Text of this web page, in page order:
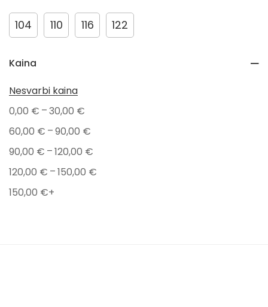
Kūdikiams
Maudynėms
104 110 116 122
Kaina
Nesvarbi kaina
0,00 € –30,00 €
60,00 € –90,00 €
90,00 € –120,00 €
120,00 € –150,00 €
150,00 €+